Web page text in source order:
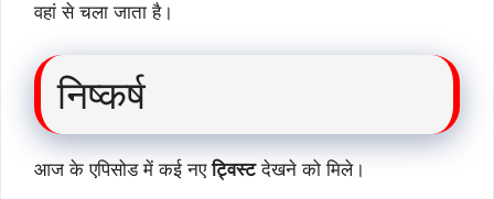
वहां से चला जाता है।
निष्कर्ष
आज के एपिसोड में कई नएट्विस्टदेखने को मिले।